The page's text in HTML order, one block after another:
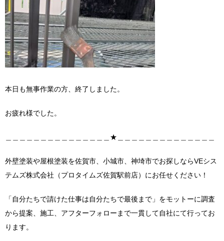
本日も無事作業の方、終了しました。
お疲れ様でした。
＿＿＿＿＿＿＿＿＿＿＿＿＿＿＿★＿＿＿＿＿＿＿＿＿＿＿＿＿＿
外壁塗装や屋根塗装を佐賀市、小城市、神埼市でお探しならVEシス
テムズ株式会社（プロタイムズ佐賀駅前店）にお任せください！
「自分たちで請けた仕事は自分たちで最後まで」をモットーに調査
から提案、施工、アフターフォローまで一貫して自社にて行ってお
ります。